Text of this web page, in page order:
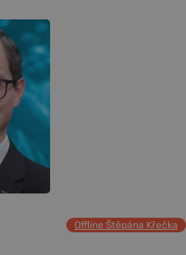
Offline Štěpána Křečka